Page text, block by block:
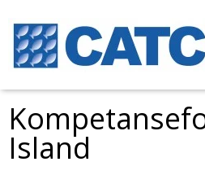
Island